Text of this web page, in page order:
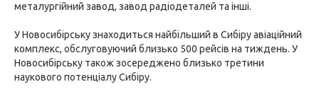
металургійний завод, завод радіодеталей та інші.
У Новосибірську знаходиться найбільший в Сибіру авіаційний
комплекс, обслуговуючий близько 500 рейсів на тиждень. У
Новосибірську також зосереджено близько третини
наукового потенціалу Сибіру.